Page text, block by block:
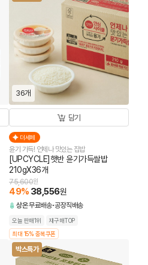
36개
담기
더세페
윤기 가득! 언제나 맛있는 집밥
[UPCYCLE]햇반 윤기가득쌀밥
210gX36개
75,600원
49% 38,556원
상온무료배송 공장직배송
오늘 판매1위
재구매TOP
최대 15% 중복쿠폰
박스특가